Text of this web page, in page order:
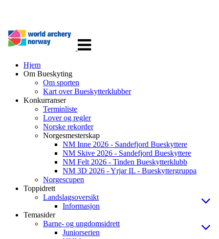
navigasjon
Hjem
Om Bueskyting
Om sporten
Kart over Bueskytterklubber
Konkurranser
Terminliste
Lover og regler
Norske rekorder
Norgesmesterskap
NM Inne 2026 - Sandefjord Bueskyttere
NM Skive 2026 - Sandefjord Bueskyttere
NM Felt 2026 - Tinden Bueskytterklubb
NM 3D 2026 - Yrjar IL - Bueskyttergruppa
Norgescupen
Toppidrett
Landslagsoversikt
Informasjon
Temasider
Barne- og ungdomsidrett
Juniorserien